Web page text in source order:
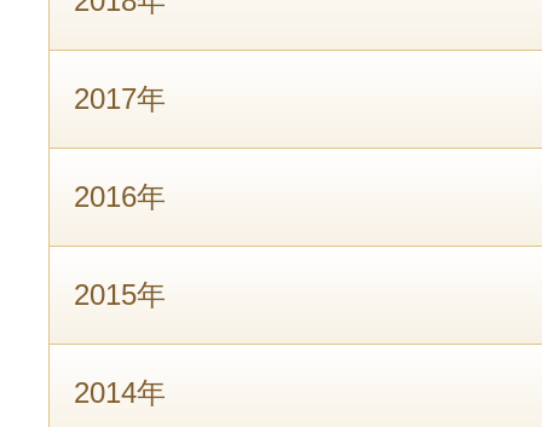
2017年
2016年
2015年
2014年